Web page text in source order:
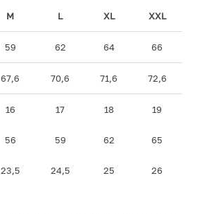
M L XL XXL
59 62 64 66
67,6 70,6 71,6 72,6
16 17 18 19
56 59 62 65
23,5 24,5 25 26